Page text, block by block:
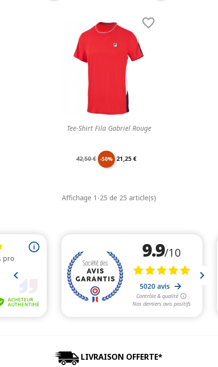
base
Tee-Shirt Fila Gabriel Rouge

Prix
base
42,50 € -50% Prix
21,25 €
Affichage 1-25 de 25 article(s)
LIVRAISON OFFERTE*